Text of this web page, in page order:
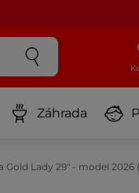
Záhrada
Gold Lady 29" - model